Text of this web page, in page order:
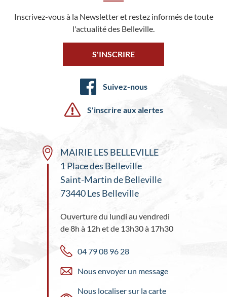
Inscrivez-vous à la Newsletter et restez informés de toute
l'actualité des Belleville.
S'INSCRIRE
Suivez-nous
S'inscrire aux alertes
MAIRIE LES BELLEVILLE
1 Place des Belleville
Saint-Martin de Belleville
73440 Les Belleville
Ouverture du lundi au vendredi
de 8h à 12h et de 13h30 à 17h30
04 79 08 96 28
Nous envoyer un message
Nous localiser sur la carte